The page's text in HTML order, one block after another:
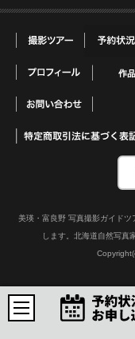
美瑛・富良野 写真撮影ガイド
します。北海道自然写真